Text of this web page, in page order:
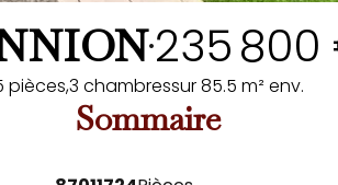
•235
pièces,3 chambressur 85.5 m² env.
Sommaire